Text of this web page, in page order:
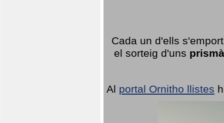
Cada un d'ells
el sorteig d'uns
Al portal Ornitho llistes